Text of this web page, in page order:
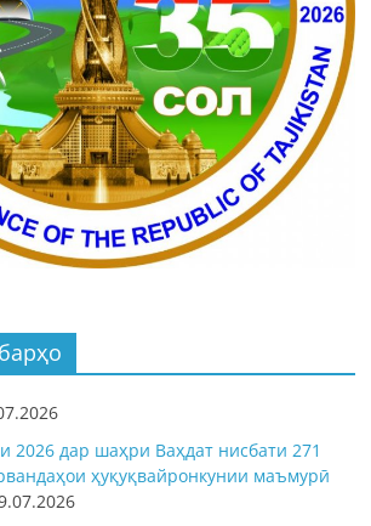
дар шаҳри Ваҳдат нисбати 271
ҳуқуқвайронкунии маъмурӣ